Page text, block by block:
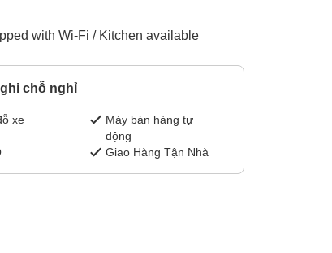
with Wi-Fi / Kitchen available
chỗ nghỉ
xe
Máy bán hàng tự
động
Giao Hàng Tận Nhà